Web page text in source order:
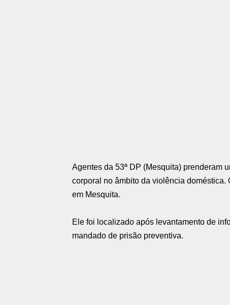
Agentes da 53ª DP (Mesquita) prenderam
corporal no âmbito da violência
em Mesquita.
Ele foi localizado após levantamento de
mandado de prisão preventiva.